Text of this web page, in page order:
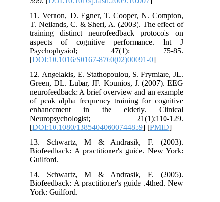
11. Vernon, D. Egner, T. Cooper, N. Compton,
T. Neilands, C. & Sheri, A. (2003). The effect of
training distinct neurofeedback protocols on
aspects of cognitive performance. Int J
Psychophysiol; 47(1): 75-85.
[DOI:10.1016/S0167-8760(02)00091-0
12. Angelakis, E. Stathopoulou, S. Frymiare, JL.
Green, DL. Lubar, JF. Kounios, J. (2007). EEG
neurofeedback: A brief overview and an example
of peak alpha frequency training for cognitive
enhancement in the elderly. Clinical
Neuropsychologist; 21(1):110-129.
[DOI:10.1080/13854040600744839] [PMID
13. Schwartz, M & Andrasik, F. (2003).
Biofeedback: A practitioner's guide. New York:
Guilford.
14. Schwartz, M & Andrasik, F. (2005).
Biofeedback: A practitioner's guide .4thed. New
York: Guilford.